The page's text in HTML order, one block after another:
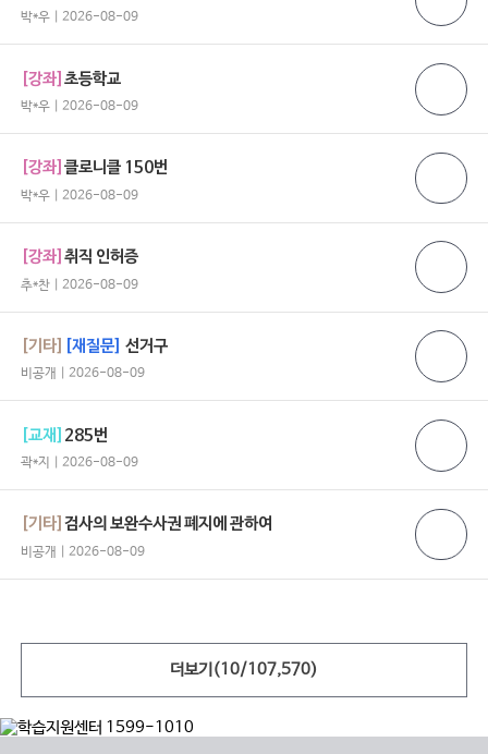
박*우 | 2026-08-09
[강좌]초등학교
박*우 | 2026-08-09
[강좌]클로니클 150번
박*우 | 2026-08-09
[강좌]취직 인허증
추*찬 | 2026-08-09
[기타] [재질문] 선거구
비공개 | 2026-08-09
[교재] 285번
곽*지 | 2026-08-09
[기타]검사의 보완수사권 폐지에 관하여
비공개 | 2026-08-09
더보기(10/107,570)